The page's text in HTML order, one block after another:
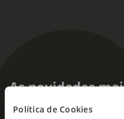
Política de Cookies
As novidades
seu e-mail!